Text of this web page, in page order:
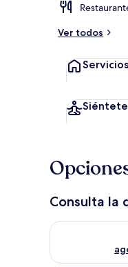
Ver todos
Consulta la
Consulta la